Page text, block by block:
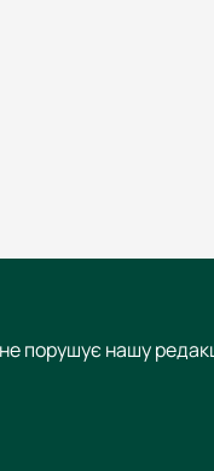
нашу